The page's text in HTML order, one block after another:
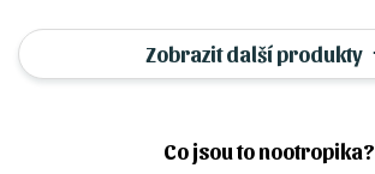
Zobrazit další produkty
Co jsou to nootropika?